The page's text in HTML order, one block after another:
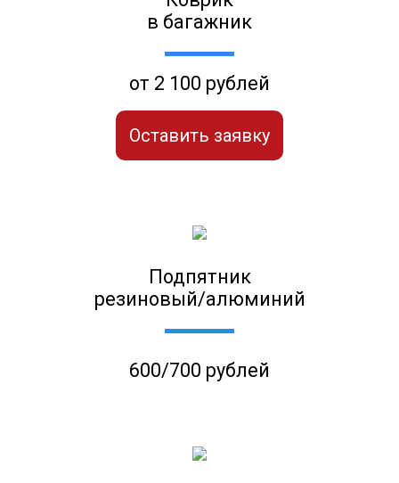
в багажник
от 2 100 рублей
Оставить заявку
Подпятник
резиновый/алюминий
600/700 рублей